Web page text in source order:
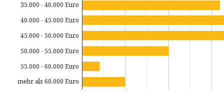
35.000 - 40.000 Euro
40.000 - 45.000 Euro
45.000 - 50.000 Euro
50.000 - 55.000 Euro
55.000 - 60.000 Euro
mehr als 60.000 Euro